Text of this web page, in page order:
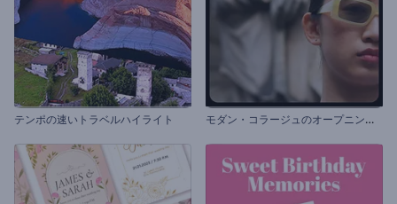
テンポの速いトラベルハイライト モ
ダン・コラージュのオープニング動画